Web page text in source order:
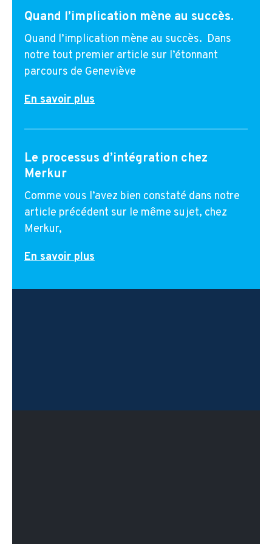
Quand l’implication mène au succès.
Quand l’implication mène au succès. Dans
notre tout premier article sur l’étonnant
parcours de Geneviève
En savoir plus
Le processus d’intégration chez
Merkur
Comme vous l’avez bien constaté dans notre
article précédent sur le même sujet, chez
Merkur,
En savoir plus